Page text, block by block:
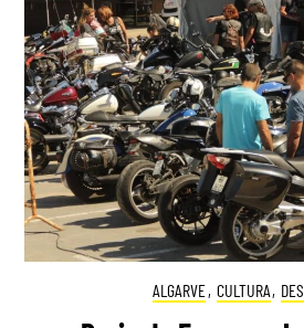
ALGARVE, CULTURA,